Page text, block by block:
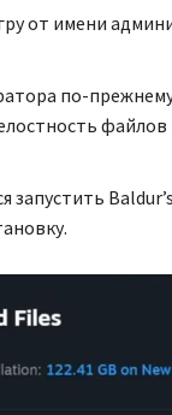
от имени
по-
запустить